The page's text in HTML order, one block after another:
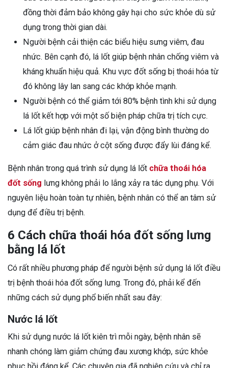
đồng thời đảm bảo không gây hại cho sức khỏe dù sử
dụng trong thời gian dài.
Người bệnh cải thiện các biểu hiệu sưng viêm, đau
nhức. Bên cạnh đó, lá lốt giúp bệnh nhân chống viêm và
kháng khuẩn hiệu quả. Khu vực đốt sống bị thoái hóa từ
đó không lây lan sang các khớp khỏe mạnh.
Người bệnh có thể giảm tới 80% bệnh tình khi sử dụng
lá lốt kết hợp với một số biện pháp chữa trị tích cực.
Lá lốt giúp bệnh nhân đi lại, vận động bình thường do
cảm giác đau nhức ở cột sống được đẩy lùi đáng kể.
Bệnh nhân trong quá trình sử dụng lá lốt chữa thoái hóa
đốt sống lưng không phải lo lắng xảy ra tác dụng phụ. Với
nguyên liệu hoàn toàn tự nhiên, bệnh nhân có thể an tâm sử
dụng để điều trị bệnh.
6 Cách chữa thoái hóa đốt sống lưng
bằng lá lốt
Có rất nhiều phương pháp để người bệnh sử dụng lá lốt điều
trị bệnh thoái hóa đốt sống lưng. Trong đó, phải kể đến
những cách sử dụng phổ biến nhất sau đây:
Nước lá lốt
Khi sử dụng nước lá lốt kiên trì mỗi ngày, bệnh nhân sẽ
nhanh chóng làm giảm chứng đau xương khớp, sức khỏe